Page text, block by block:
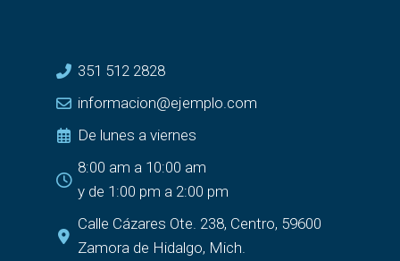
351 512 2828
informacion@ejemplo.com
De lunes a viernes
8:00 am a 10:00 am
y de 1:00 pm a 2:00 pm
Calle Cázares Ote. 238, Centro, 59600
Zamora de Hidalgo, Mich.